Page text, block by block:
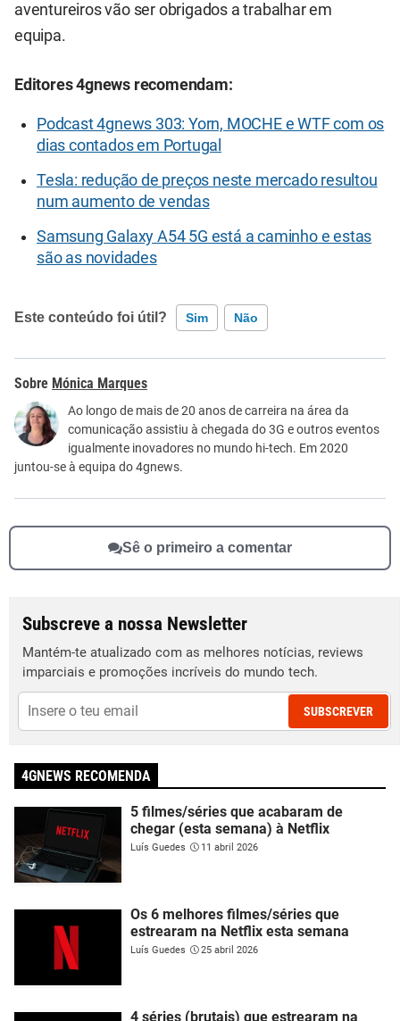
aventureiros vão ser obrigados a trabalhar em
equipa.
Editores 4gnews recomendam:
Podcast 4gnews 303: Yorn, MOCHE e WTF com os
dias contados em Portugal
Tesla: redução de preços neste mercado resultou
num aumento de vendas
Samsung Galaxy A54 5G está a caminho e estas
são as novidades
Este conteúdo foi útil? Sim Não
Este conteúdo contém informação incorreta
Este conteúdo não tem a informação que procuro
Outro
Mónica Marques
Ao longo de mais de 20 anos de carreira na área da
comunicação assistiu à chegada do 3G e outros eventos
igualmente inovadores no mundo hi-tech. Em 2020
juntou-se à equipa do 4gnews.
Sê o primeiro a comentar
Subscreve a nossa Newsletter
Mantém-te atualizado com as melhores notícias, reviews
imparciais e promoções incríveis do mundo tech.
SUBSCREVER
4GNEWS RECOMENDA
5 filmes/séries que acabaram de
chegar (esta semana) à Netflix
Luís Guedes 11 abril 2026
Os 6 melhores filmes/séries que
estrearam na Netflix esta semana
Luís Guedes 25 abril 2026
4 séries (brutais) que estrearam na